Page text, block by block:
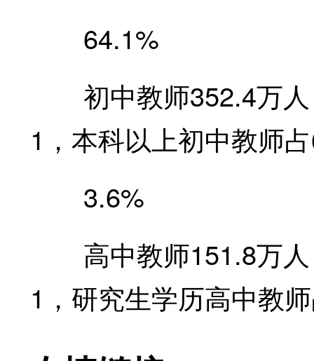
64.1%
初中教师352.4万人
1，本科以上初中教师
3.6%
高中教师151.8万人
1，研究生学历高中教